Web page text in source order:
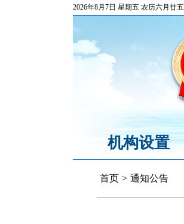
2026年8月7日 星期五 农历六月廿五
机构设置
首页 > 通知公告